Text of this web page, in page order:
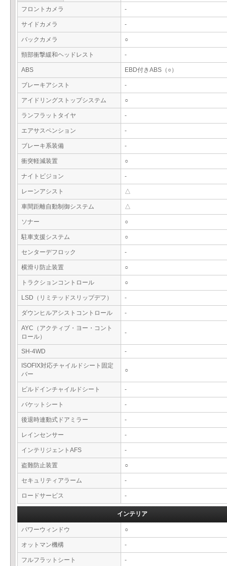
フロントカメラ -
サイドカメラ -
バックカメラ ○
頸部衝撃緩和ヘッドレスト -
ABS EBD付きABS（○）
ブレーキアシスト -
アイドリングストップシステム ○
ランフラットタイヤ -
エアサスペンション -
ブレーキ系装備 -
衝突軽減装置 ○
ナイトビジョン -
レーンアシスト △
車間距離自動制御システム △
ソナー ○
駐車支援システム ○
センターデフロック -
横滑り防止装置 ○
トラクションコントロール ○
LSD（リミテッドスリップデフ） -
ダウンヒルアシストコントロール -
AYC（アクティブ・ヨー・コント
ロール）
-
SH-4WD
-
ISOFIX対応チャイルドシート固定
バー
○
ビルドインチャイルドシート -
バケットシート -
後退時連動式ドアミラー -
レインセンサー -
インテリジェントAFS -
盗難防止装置 ○
セキュリティアラーム -
ロードサービス -
インテリア
パワーウィンドウ ○
オットマン機構 -
フルフラットシート -